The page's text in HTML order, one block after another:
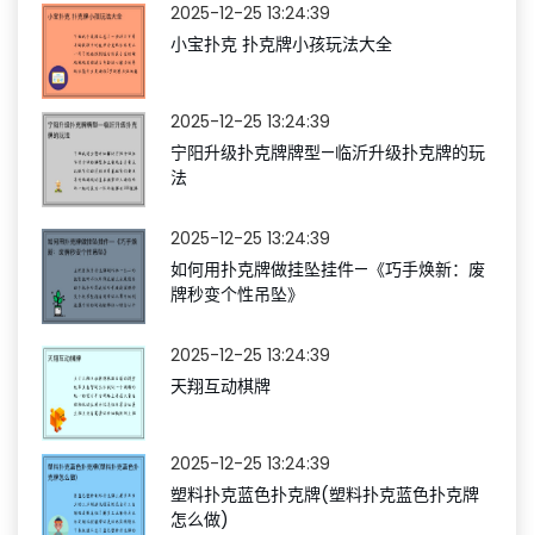
2025-12-25 13:24:39
小宝扑克 扑克牌小孩玩法大全
2025-12-25 13:24:39
宁阳升级扑克牌牌型—临沂升级扑克牌的玩
法
2025-12-25 13:24:39
如何用扑克牌做挂坠挂件—《巧手焕新：废
牌秒变个性吊坠》
2025-12-25 13:24:39
天翔互动棋牌
2025-12-25 13:24:39
塑料扑克蓝色扑克牌(塑料扑克蓝色扑克牌
怎么做)